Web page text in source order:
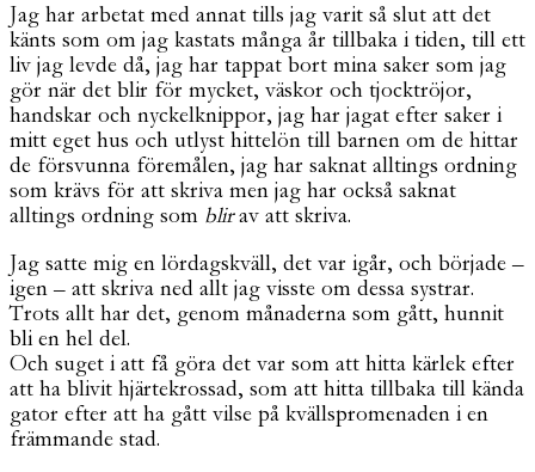
Jag har arbetat med annat tills jag varit så slut att det
känts som om jag kastats många år tillbaka i tiden, till ett
liv jag levde då, jag har tappat bort mina saker som jag
gör när det blir för mycket, väskor och tjocktröjor,
handskar och nyckelknippor, jag har jagat efter saker i
mitt eget hus och utlyst hittelön till barnen om de hittar
de försvunna föremålen, jag har saknat alltings ordning
som krävs för att skriva men jag har också saknat
alltings ordning som blirav att skriva.
Jag satte mig en lördagskväll, det var igår, och började –
igen – att skriva ned allt jag visste om dessa systrar.
Trots allt har det, genom månaderna som gått, hunnit
bli en hel del.
Och suget i att få göra det var som att hitta kärlek efter
att ha blivit hjärtekrossad, som att hitta tillbaka till kända
gator efter att ha gått vilse på kvällspromenaden i en
främmande stad.